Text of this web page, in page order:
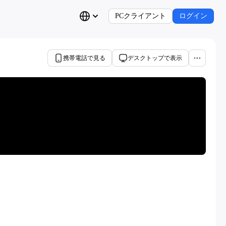
PCクライアント ログイン
携帯電話で見る デスクトップで表示